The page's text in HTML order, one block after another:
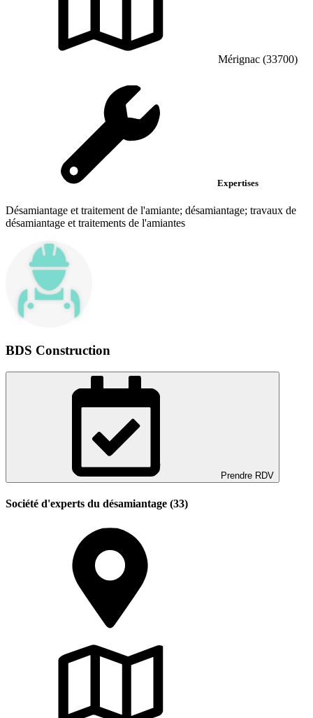
Mérignac (33700)
Expertises
Désamiantage et traitement de l'amiante; désamiantage; travaux de
désamiantage et traitements de l'amiantes
BDS Construction
Prendre RDV
Société d'experts du désamiantage (33)